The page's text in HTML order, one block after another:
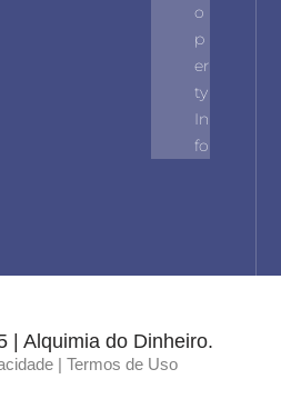
O
P
Er
Ty
In
Fo
| Alquimia do Dinheiro.
| Termos de Uso